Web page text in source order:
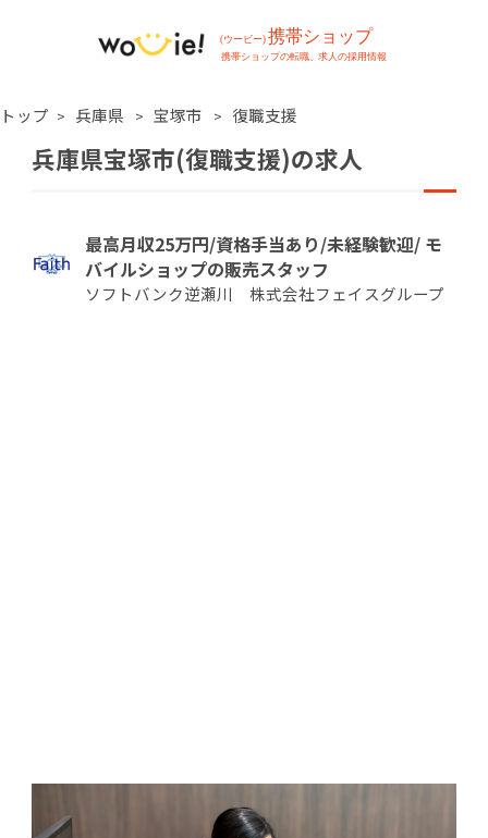
トップ 兵庫県 宝塚市 復職支援
兵庫県宝塚市(復職支援)の求人
最高月収25万円/資格手当あり/未経験歓迎/ モ
バイルショップの販売スタッフ
ソフトバンク逆瀬川 株式会社フェイスグループ